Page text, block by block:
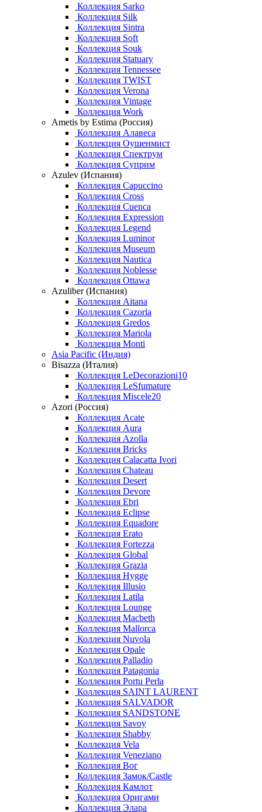
Коллекция Sarko
Коллекция Silk
Коллекция Sintra
Коллекция Soft
Коллекция Souk
Коллекция Statuary
Коллекция Tennessee
Коллекция TWIST
Коллекция Verona
Коллекция Vintage
Коллекция Work
Ametis by Estima (Россия)
Коллекция Алавеса
Коллекция Оушенмист
Коллекция Спектрум
Коллекция Суприм
Azulev (Испания)
Коллекция Capuccino
Коллекция Cross
Коллекция Cuenca
Коллекция Expression
Коллекция Legend
Коллекция Luminor
Коллекция Museum
Коллекция Nautica
Коллекция Noblesse
Коллекция Ottawa
Azuliber (Испания)
Коллекция Aitana
Коллекция Cazorla
Коллекция Gredos
Коллекция Mariola
Коллекция Monti
Asia Pacific (Индия)
Bisazza (Италия)
Коллекция LeDecorazioni10
Коллекция LeSfumature
Коллекция Miscele20
Azori (Россия)
Коллекция Acate
Коллекция Aura
Коллекция Azolla
Коллекция Bricks
Коллекция Calacatta Ivori
Коллекция Chateau
Коллекция Desert
Коллекция Devore
Коллекция Ebri
Коллекция Eclipse
Коллекция Equadore
Коллекция Erato
Коллекция Fortezza
Коллекция Global
Коллекция Grazia
Коллекция Hygge
Коллекция Illusio
Коллекция Latila
Коллекция Lounge
Коллекция Macbeth
Коллекция Mallorca
Коллекция Nuvola
Коллекция Opale
Коллекция Palladio
Коллекция Patagonia
Коллекция Portu Perla
Коллекция SAINT LAURENT
Коллекция SALVADOR
Коллекция SANDSTONE
Коллекция Savoy
Коллекция Shabby
Коллекция Vela
Коллекция Veneziano
Коллекция Вог
Коллекция Замок/Castle
Коллекция Камлот
Коллекция Оригами
Коллекция Элара